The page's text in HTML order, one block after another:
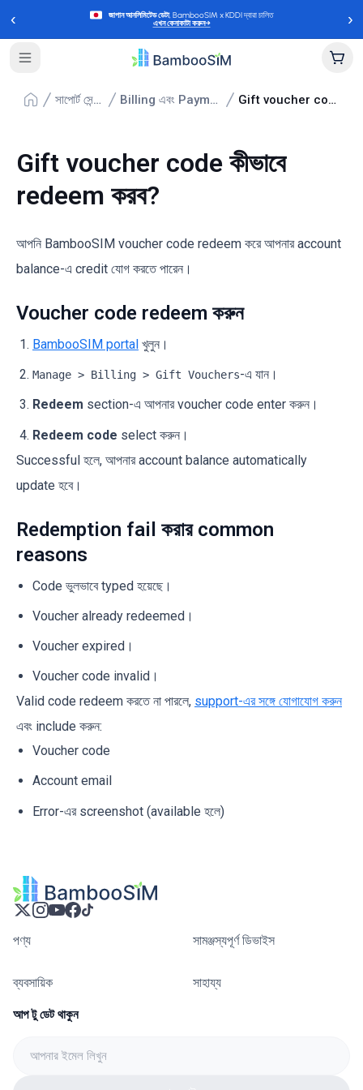
‹ জাপান আনলিমিটেড ডেটা, BambooSIM x KDDI দ্বারা চালিত
এখন কেনাকাটা করুন→ ›
সাপোর্ট সেন্টার Billing এবং Payments Gift voucher code কীভাবে redeem করব?
Gift voucher code কীভাবে
redeem করব?
আপনি BambooSIM voucher code redeem করে আপনার account
balance-এ credit যোগ করতে পারেন।
Voucher code redeem করুন
BambooSIM portal খুলুন।
Manage > Billing > Gift Vouchers-এ যান।
Redeem section-এ আপনার voucher code enter করুন।
Redeem code select করুন।
Successful হলে, আপনার account balance automatically
update হবে।
Redemption fail করার common
reasons
Code ভুলভাবে typed হয়েছে।
Voucher already redeemed।
Voucher expired।
Voucher code invalid।
Valid code redeem করতে না পারলে, support-এর সঙ্গে যোগাযোগ করুন
এবং include করুন:
Voucher code
Account email
Error-এর screenshot (available হলে)
পণ্য সামঞ্জস্যপূর্ণ ডিভাইস
ব্যবসায়িক সাহায্য
আপ টু ডেট থাকুন